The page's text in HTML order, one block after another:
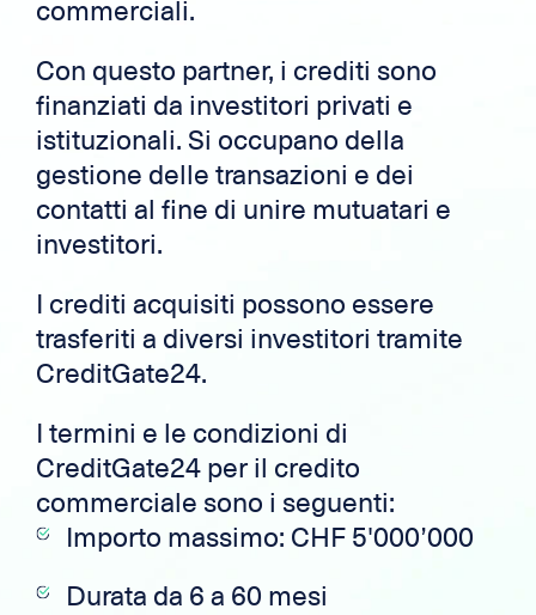
commerciali.
Con questo partner, i crediti sono
finanziati da investitori privati ​​e
istituzionali. Si occupano della
gestione delle transazioni e dei
contatti al fine di unire mutuatari e
investitori.
I crediti acquisiti possono essere
trasferiti a diversi investitori tramite
CreditGate24.
I termini e le condizioni di
CreditGate24 per il credito
commerciale sono i seguenti:
Importo massimo: CHF 5'000’000
Durata da 6 a 60 mesi